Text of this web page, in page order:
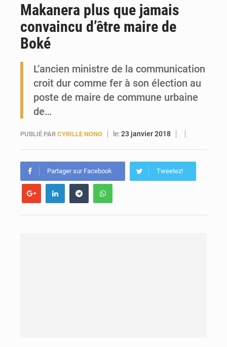
Forces Vives en Guinée : la coalition critique la gestion de Mamadi Doumbouya
Makanera plus que jamais
convaincu d’être maire de
Boké
L’ancien ministre de la communication
croit dur comme fer à son élection au
poste de maire de commune urbaine
de…
PUBLIÉ PAR CYRILLE NONO le:23 janvier 2018
Partager sur Facebook Tweetez!